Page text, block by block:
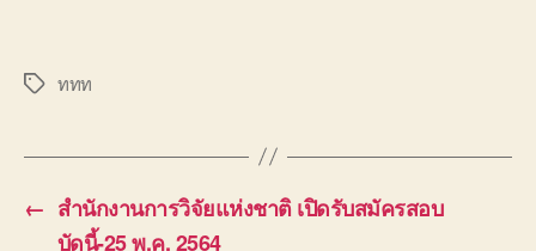
Tagsททท
← สำนักงานการวิจัยแห่งชาติ เปิดรับสมัครสอบ
บัดนี้-25 พ.ค. 2564